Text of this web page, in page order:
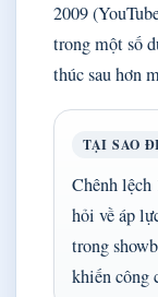
2009
trong một số
thúc sau hơn
TẠI SAO
Chênh lệch
hỏi về áp
trong
khiến công